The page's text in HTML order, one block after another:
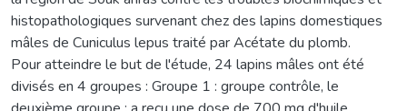
histopathologiques survenant chez des lapins domestiques
mâles de Cuniculus lepus traité par Acétate du plomb.
Pour atteindre le but de l'étude, 24 lapins mâles ont été
divisés en 4 groupes : Groupe 1 : groupe contrôle, le